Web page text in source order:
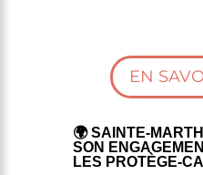
EN
🌍 SAINTE-
SON
LES PROTÈGE-